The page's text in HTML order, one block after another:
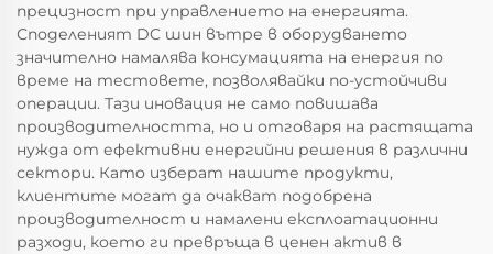
прецизност при управлението на енергията.
Споделеният DC шин вътре в оборудването
значително намалява консумацията на енергия по
време на тестовете, позволявайки по-устойчиви
операции. Тази иновация не само повишава
производителността, но и отговаря на растящата
нужда от ефективни енергийни решения в различни
сектори. Като изберат нашите продукти,
клиентите могат да очакват подобрена
производителност и намалени експлоатационни
разходи, което ги превръща в ценен актив в